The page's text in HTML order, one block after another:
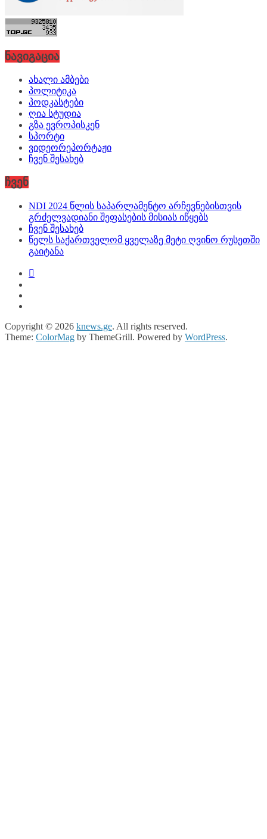
ნავიგაცია
ახალი ამბები
პოლიტიკა
პოდკასტები
ღია სტუდია
გზა ევროპისკენ
სპორტი
ვიდეორეპორტაჟი
ჩვენ შესახებ
ჩვენ
NDI 2024 წლის საპარლამენტო არჩევნებისთვის
გრძელვადიანი შეფასების მისიას იწყებს
ჩვენ შესახებ
წელს საქართველომ ყველაზე მეტი ღვინო რუსეთში
გაიტანა
Copyright © 2026 knews.ge. All rights reserved.
Theme: ColorMag by ThemeGrill. Powered by WordPress.